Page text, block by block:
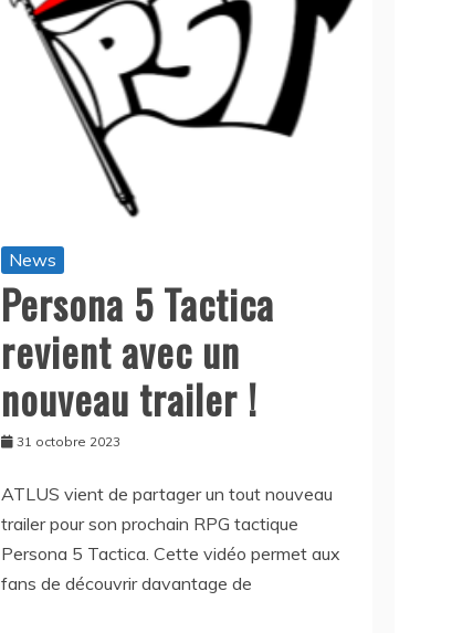
News
Persona 5 Tactica
revient avec un
nouveau trailer !
31 octobre 2023
ATLUS vient de partager un tout nouveau
trailer pour son prochain RPG tactique
Persona 5 Tactica. Cette vidéo permet aux
fans de découvrir davantage de